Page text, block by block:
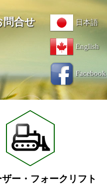
問合せ 日本語
English
Facebook
ー・フォークリフト